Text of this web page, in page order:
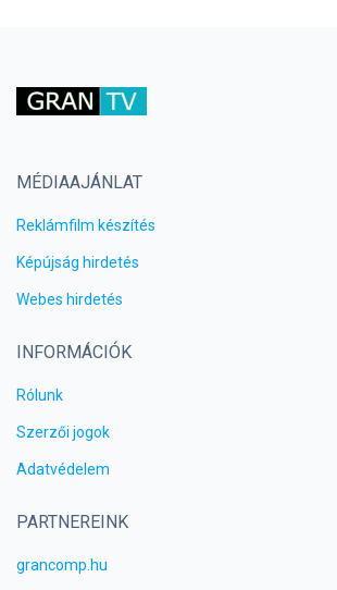
MÉDIAAJÁNLAT
Reklámfilm készítés
Képújság hirdetés
Webes hirdetés
INFORMÁCIÓK
Rólunk
Szerzői jogok
Adatvédelem
PARTNEREINK
grancomp.hu